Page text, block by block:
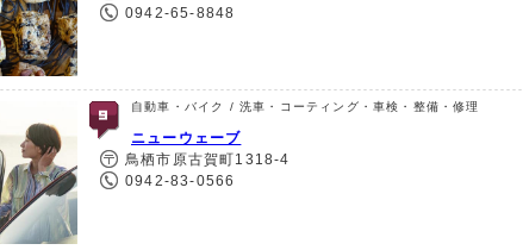
0942-65-8848
自動車・バイク / 洗車・コーティング・車検・整備・修理
ニューウェーブ
鳥栖市原古賀町1318-4
0942-83-0566